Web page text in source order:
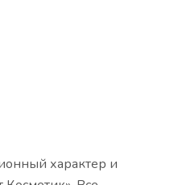
характер и